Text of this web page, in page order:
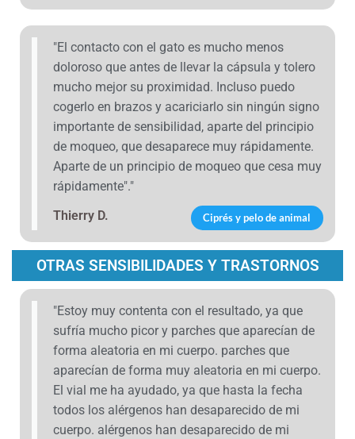
"El contacto con el gato es mucho menos
doloroso que antes de llevar la cápsula y tolero
mucho mejor su proximidad. Incluso puedo
cogerlo en brazos y acariciarlo sin ningún signo
importante de sensibilidad, aparte del principio
de moqueo, que desaparece muy rápidamente.
Aparte de un principio de moqueo que cesa muy
rápidamente"."
Thierry D.
Ciprés y pelo de animal
OTRAS SENSIBILIDADES Y TRASTORNOS
"Estoy muy contenta con el resultado, ya que
sufría mucho picor y parches que aparecían de
forma aleatoria en mi cuerpo. parches que
aparecían de forma muy aleatoria en mi cuerpo.
El vial me ha ayudado, ya que hasta la fecha
todos los alérgenos han desaparecido de mi
cuerpo. alérgenos han desaparecido de mi